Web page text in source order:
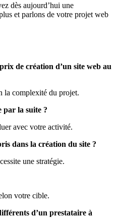
dès aujourd’hui une
et parlons de votre projet web
de création d’un site web au
la complexité du projet.
par la suite ?
avec votre activité.
dans la création du site ?
une stratégie.
votre cible.
d’un prestataire à